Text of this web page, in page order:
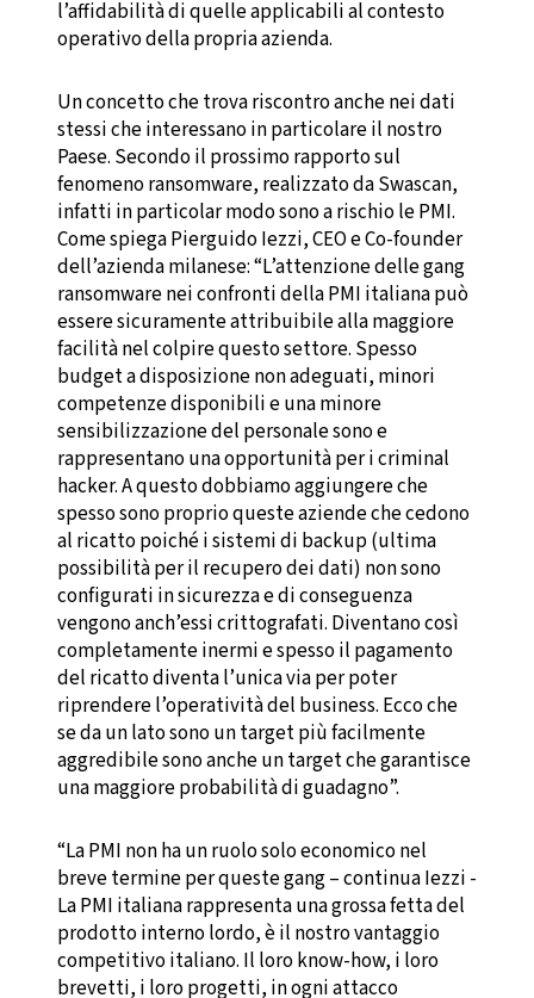
l’affidabilità di quelle applicabili al contesto
operativo della propria azienda.
Un concetto che trova riscontro anche nei dati
stessi che interessano in particolare il nostro
Paese. Secondo il prossimo rapporto sul
fenomeno ransomware, realizzato da Swascan,
infatti in particolar modo sono a rischio le PMI.
Come spiega Pierguido Iezzi, CEO e Co-founder
dell’azienda milanese: “L’attenzione delle gang
ransomware nei confronti della PMI italiana può
essere sicuramente attribuibile alla maggiore
facilità nel colpire questo settore. Spesso
budget a disposizione non adeguati, minori
competenze disponibili e una minore
sensibilizzazione del personale sono e
rappresentano una opportunità per i criminal
hacker. A questo dobbiamo aggiungere che
spesso sono proprio queste aziende che cedono
al ricatto poiché i sistemi di backup (ultima
possibilità per il recupero dei dati) non sono
configurati in sicurezza e di conseguenza
vengono anch’essi crittografati. Diventano così
completamente inermi e spesso il pagamento
del ricatto diventa l’unica via per poter
riprendere l’operatività del business. Ecco che
se da un lato sono un target più facilmente
aggredibile sono anche un target che garantisce
una maggiore probabilità di guadagno”.
“La PMI non ha un ruolo solo economico nel
breve termine per queste gang – continua Iezzi -
La PMI italiana rappresenta una grossa fetta del
prodotto interno lordo, è il nostro vantaggio
competitivo italiano. Il loro know-how, i loro
brevetti, i loro progetti, in ogni attacco